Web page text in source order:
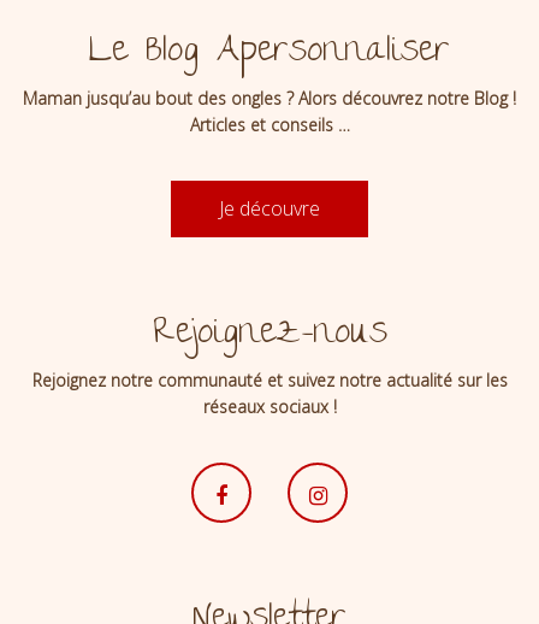
Le Blog Apersonnaliser
Maman jusqu’au bout des ongles ? Alors découvrez notre Blog !
Articles et conseils …
Je découvre
Rejoignez-nous
Rejoignez notre communauté et suivez notre actualité sur les
réseaux sociaux !